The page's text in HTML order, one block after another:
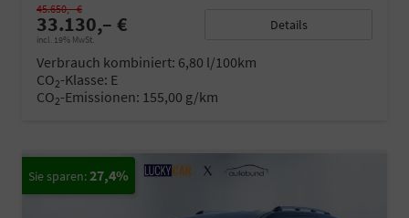
33.130,– €
incl. 19% MwSt.
45.650,– €
Details
Verbrauch kombiniert: 6,80 l/100km
CO2-Klasse: E
CO2-Emissionen: 155,00 g/km
27,4%